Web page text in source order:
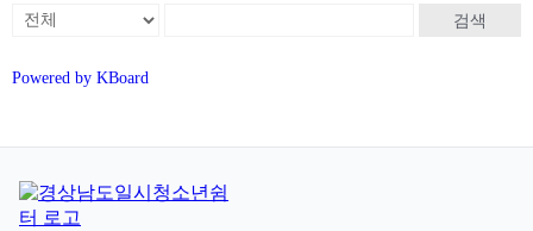
검색
Powered by KBoard